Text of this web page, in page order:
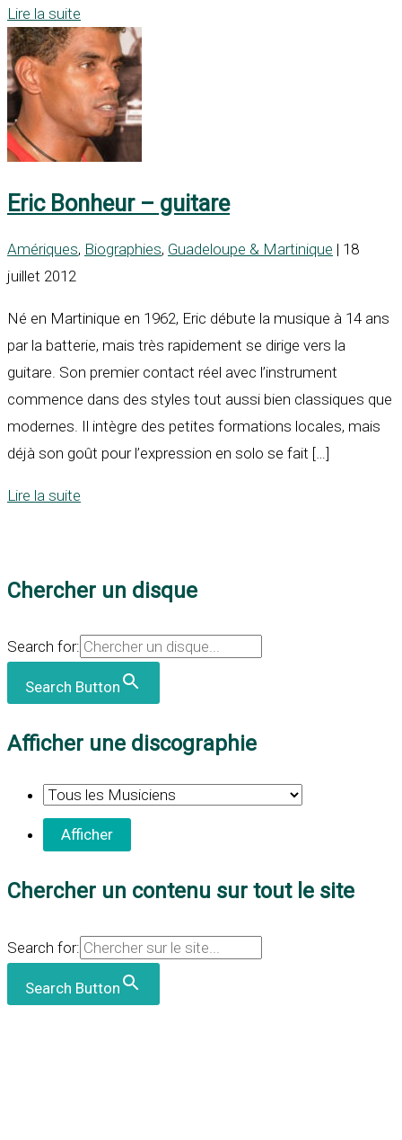
Lire la suite
Eric Bonheur – guitare
Amériques, Biographies, Guadeloupe & Martinique | 18
juillet 2012
Né en Martinique en 1962, Eric débute la musique à 14 ans
par la batterie, mais très rapidement se dirige vers la
guitare. Son premier contact réel avec l’instrument
commence dans des styles tout aussi bien classiques que
modernes. Il intègre des petites formations locales, mais
déjà son goût pour l’expression en solo se fait […]
Lire la suite
Chercher un disque
Search for:
Search Button
Afficher une discographie
Chercher un contenu sur tout le site
Search for:
Search Button